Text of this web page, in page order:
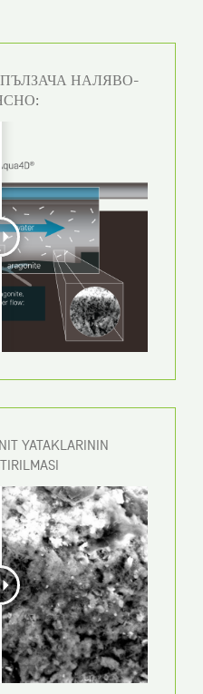
НАЛЯВО-
YATAKLARININ